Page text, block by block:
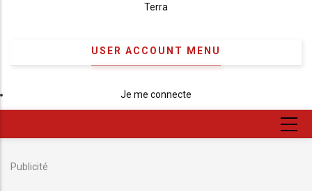
Terra
USER ACCOUNT MENU
Je me connecte
Publicité